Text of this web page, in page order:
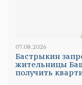
07.08.2026
Бастрыкин
жительницы
получить